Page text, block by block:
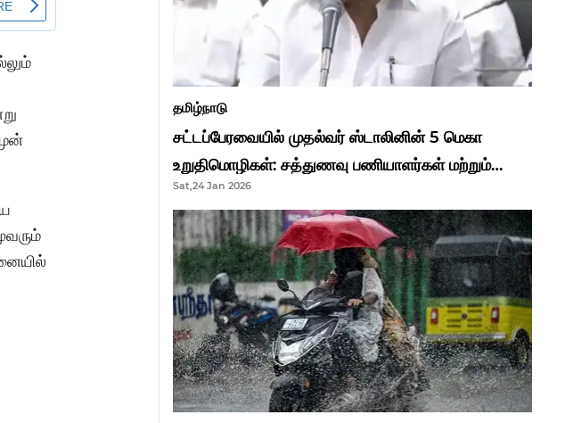
தமிழ்நாடு
சட்டப்பேரவையில் முதல்வர் ஸ்டாலினின் 5 மெகா
உறுதிமொழிகள்: சத்துணவு பணியாளர்கள் மற்றும்
ஆசிரியர்களுக்கு ஜாக்பாட்!
Sat,24 Jan 2026